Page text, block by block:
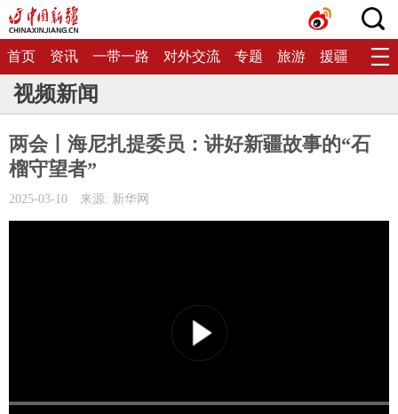
首页 资讯 一带一路 对外交流 专题 旅游 援疆 生态
视频新闻
两会丨海尼扎提委员：讲好新疆故事的“石
榴守望者”
2025-03-10 来源: 新华网